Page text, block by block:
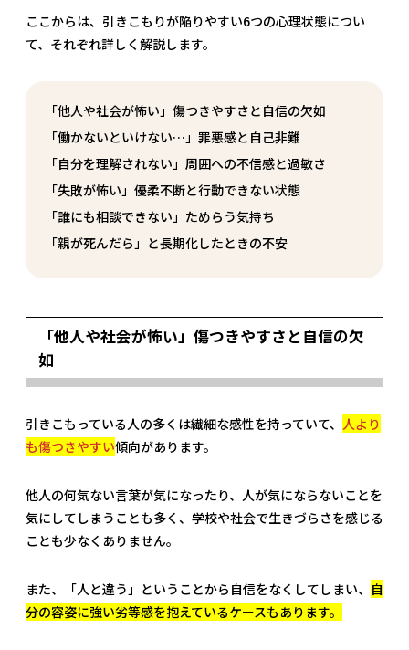
ここからは、引きこもりが陥りやすい6つの心理状態につい
て、それぞれ詳しく解説します。
「他人や社会が怖い」傷つきやすさと自信の欠如
「働かないといけない…」罪悪感と自己非難
「自分を理解されない」周囲への不信感と過敏さ
「失敗が怖い」優柔不断と行動できない状態
「誰にも相談できない」ためらう気持ち
「親が死んだら」と長期化したときの不安
「他人や社会が怖い」傷つきやすさと自信の欠
如
引きこもっている人の多くは繊細な感性を持っていて、 人より
も傷つきやすい傾向があります。
他人の何気ない言葉が気になったり、人が気にならないことを
気にしてしまうことも多く、学校や社会で生きづらさを感じる
ことも少なくありません。
また、「人と違う」ということから自信をなくしてしまい、 自
分の容姿に強い劣等感を抱えているケースもあります。